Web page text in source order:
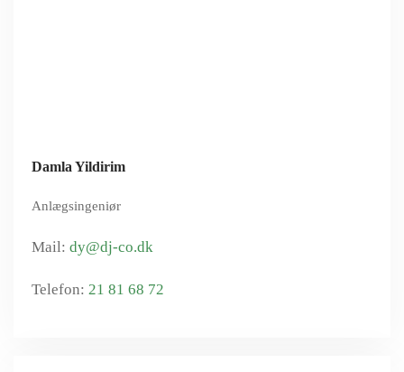
Damla Yildirim
Anlægsingeniør
dy@dj-co.dk
21 81 68 72